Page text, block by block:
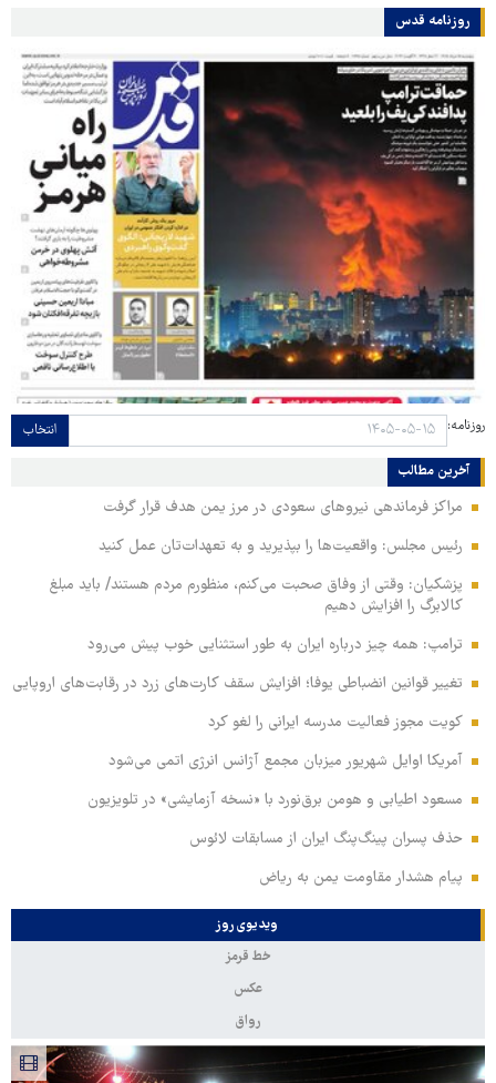
روزنامه قدس
روزنامه: انتخاب
آخرین مطالب
مراکز فرماندهی نیروهای سعودی در مرز یمن هدف قرار گرفت
رئیس مجلس: واقعیت‌ها را بپذیرید و به تعهدات‌تان عمل کنید
پزشکیان: وقتی از وفاق صحبت می‌کنم، منظورم مردم هستند/ باید مبلغ
کالابرگ را افزایش دهیم
ترامپ: همه چیز درباره ایران به طور استثنایی خوب پیش می‌رود
تغییر قوانین انضباطی یوفا؛ افزایش سقف کارت‌های زرد در رقابت‌های اروپایی
کویت مجوز فعالیت مدرسه ایرانی را لغو کرد
آمریکا اوایل شهریور میزبان مجمع آژانس انرژی اتمی می‌شود
مسعود اطیابی و هومن برق‌نورد با «نسخه آزمایشی» در تلویزیون
حذف پسران پینگ‌پنگ ایران از مسابقات لائوس
پیام هشدار مقاومت یمن به ریاض
ویدیوی روز
خط قرمز
عکس
رواق